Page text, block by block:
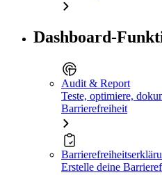
Dashboard-
Audit & Report
Teste, optimiere,
Barrierefreiheit
Erstelle deine